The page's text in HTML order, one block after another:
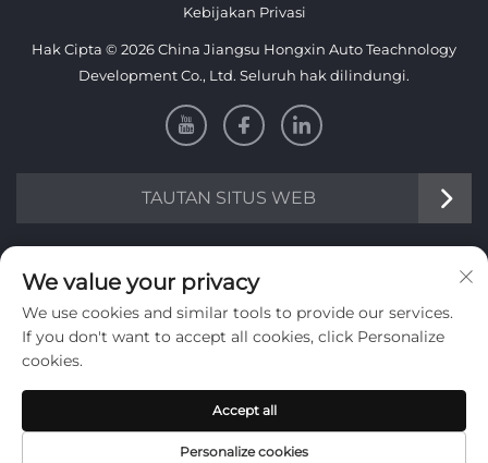
Kebijakan Privasi
Hak Cipta © 2026 China Jiangsu Hongxin Auto Teachnology
Development Co., Ltd. Seluruh hak dilindungi.
TAUTAN SITUS WEB
INFORMASI
Daftar untuk menerima buletin mingguan kami
KIRIM
We value your privacy
We use cookies and similar tools to provide our services.
If you don't want to accept all cookies, click Personalize
cookies.
Personalize cookies
Accept all